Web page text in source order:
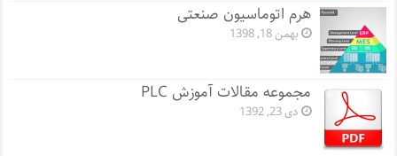
هرم اتوماسیون صنعتی
بهمن 18, 1398
مجموعه مقالات آموزش PLC
دی 23, 1392